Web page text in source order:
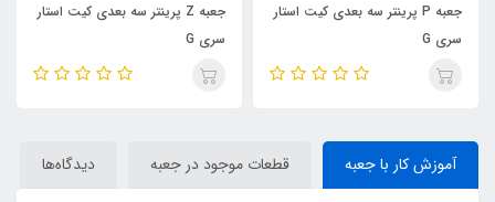
جعبه P پرینتر سه بعدی کیت استار
سری G
جعبه Z پرینتر سه بعدی کیت استار
سری G
آموزش کار با جعبه قطعات موجود در جعبه دیدگاه‌ها